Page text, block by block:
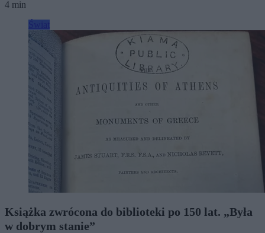
4 min
Książka zwrócona do biblioteki po 150 lat. „Była
w dobrym stanie”